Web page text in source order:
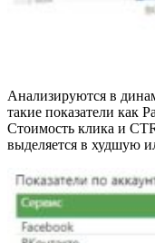
Анализируются в
такие показатели как
Стоимость клика и
выделяется в худшую